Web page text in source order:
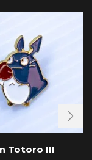
Totoro III